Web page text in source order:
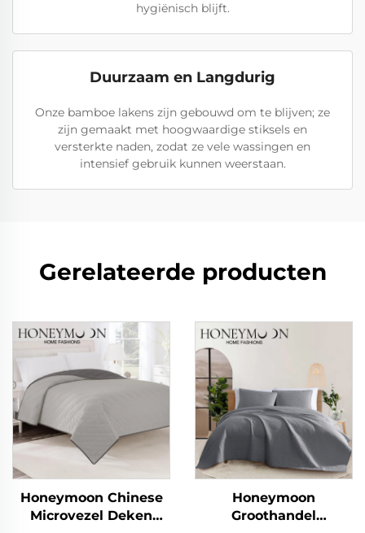
hygiënisch blijft.
Duurzaam en Langdurig
Onze bamboe lakens zijn gebouwd om te blijven; ze
zijn gemaakt met hoogwaardige stiksels en
versterkte naden, zodat ze vele wassingen en
intensief gebruik kunnen weerstaan.
Gerelateerde producten
Honeymoon Chinese
Microvezel Deken
Honeymoon
Groothandel